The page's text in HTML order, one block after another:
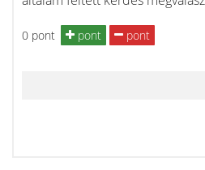
0 pont pont pont